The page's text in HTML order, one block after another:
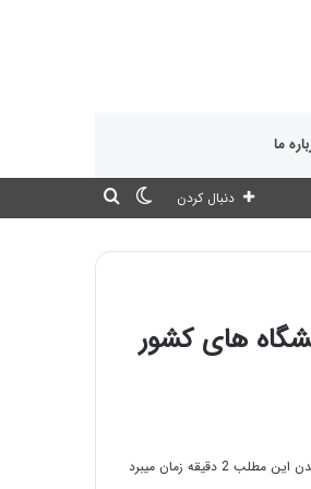
ما
تغییر
دنبال کردن
های کشور
مطلب 2 دقیقه زمان میبرد